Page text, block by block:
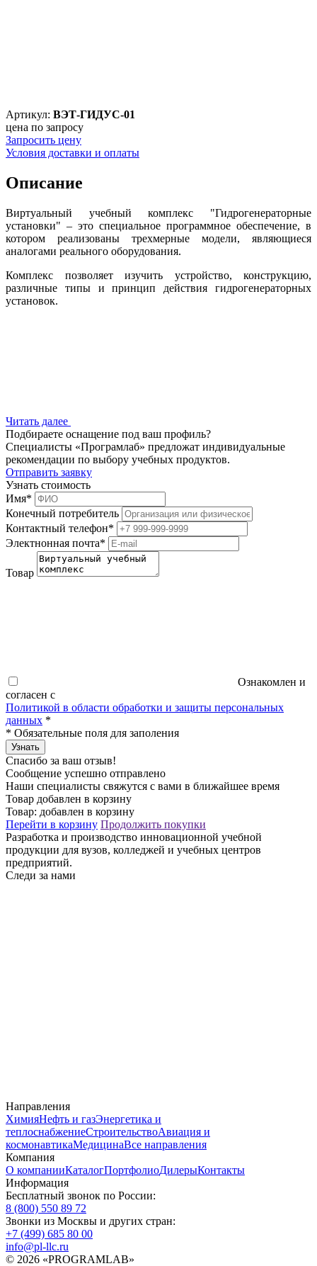
Артикул: ВЭТ-ГИДУС-01
цена по запросу
Запросить цену
Условия доставки и оплаты
Описание
Виртуальный учебный комплекс "Гидрогенераторные
установки" – это специальное программное обеспечение, в
котором реализованы трехмерные модели, являющиеся
аналогами реального оборудования.
Комплекс позволяет изучить устройство, конструкцию,
различные типы и принцип действия гидрогенераторных
установок.
Читать далее
Подбираете оснащение под ваш профиль?
Специалисты «Програмлаб» предложат индивидуальные
рекомендации по выбору учебных продуктов.
Отправить заявку
Узнать стоимость
Имя*
Конечный потребитель
Контактный телефон*
Электнонная почта*
Товар
Ознакомлен и
согласен с
Политикой в области обработки и защиты персональных
данных *
* Обязательные поля для заполения
Узнать
Спасибо за ваш отзыв!
Сообщение успешно отправлено
Наши специалисты свяжутся с вами в ближайшее время
Товар добавлен в корзину
Товар: добавлен в корзину
Перейти в корзину Продолжить покупки
Разработка и производство инновационной учебной
продукции для вузов, колледжей и учебных центров
предприятий.
Следи за нами
Направления
ХимияНефть и газЭнергетика и
теплоснабжениеСтроительствоАвиация и
космонавтикаМедицинаВсе направления
Компания
О компанииКаталогПортфолиоДилерыКонтакты
Информация
Бесплатный звонок по России:
8 (800) 550 89 72
Звонки из Москвы и других стран:
+7 (499) 685 80 00
info@pl-llc.ru
© 2026 «PROGRAMLAB»